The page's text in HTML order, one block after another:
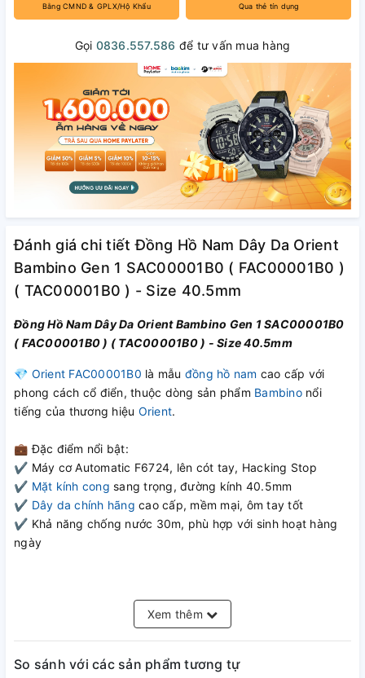
Bằng CMND & GPLX/Hộ Khẩu Qua thẻ tín dụng
Gọi 0836.557.586 để tư vấn mua hàng
Đánh giá chi tiết Đồng Hồ Nam Dây Da Orient
Bambino Gen 1 SAC00001B0 ( FAC00001B0 )
( TAC00001B0 ) - Size 40.5mm
Đồng Hồ Nam Dây Da Orient Bambino Gen 1 SAC00001B0
( FAC00001B0 ) ( TAC00001B0 ) - Size 40.5mm
💎 Orient FAC00001B0 là mẫu đồng hồ nam cao cấp với
phong cách cổ điển, thuộc dòng sản phẩm Bambinonổi
tiếng của thương hiệu Orient.
💼 Đặc điểm nổi bật:
✔ Máy cơ Automatic F6724, lên cót tay, Hacking Stop
✔ Mặt kính cong sang trọng, đường kính 40.5mm
✔ Dây da chính hãng cao cấp, mềm mại, ôm tay tốt
✔ Khả năng chống nước 30m, phù hợp với sinh hoạt hàng
ngày
Orient Xuất xứ:
Đối tượng: Nam
Bambino
Xem thêm
So sánh với các sản phẩm tương tự